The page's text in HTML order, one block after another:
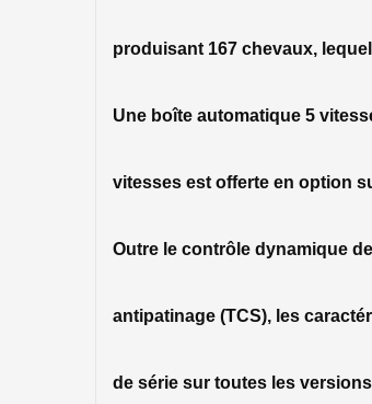
produisant 167 chevaux,
Une boîte automatique 5
vitesses est offerte en option
Outre le contrôle dynamique
antipatinage (TCS), les
de série sur toutes les